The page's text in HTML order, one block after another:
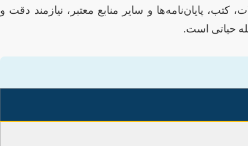
پایان‌نامه‌ها و سایر منابع معتبر، نیازمند دقت و
حیاتی است.